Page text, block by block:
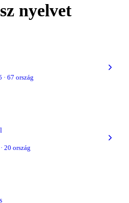
nyelvet
67 ország
20 ország